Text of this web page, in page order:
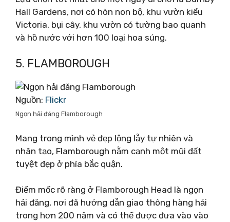
Hall Gardens, nơi có hòn non bộ, khu vườn kiểu
Victoria, bụi cây, khu vườn có tường bao quanh
và hồ nước với hơn 100 loại hoa súng.
5. FLAMBOROUGH
Nguồn: Flickr
Ngọn hải đăng Flamborough
Mang trong mình vẻ đẹp lộng lẫy tự nhiên và
nhân tạo, Flamborough nằm cạnh một mũi đất
tuyệt đẹp ở phía bắc quận.
Điểm mốc rõ ràng ở Flamborough Head là ngọn
hải đăng, nơi đã hướng dẫn giao thông hàng hải
trong hơn 200 năm và có thể được đưa vào vào